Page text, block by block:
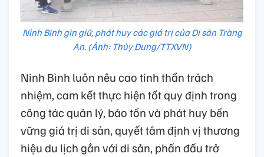
Ninh Bình gìn giữ, phát huy các giá trị của Di sản Tràng
An. (Ảnh: Thùy Dung/TTXVN)
Ninh Bình luôn nêu cao tinh thần trách
nhiệm, cam kết thực hiện tốt quy định trong
công tác quản lý, bảo tồn và phát huy bền
vững giá trị di sản, quyết tâm định vị thương
hiệu du lịch gắn với di sản, phấn đấu trở